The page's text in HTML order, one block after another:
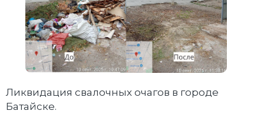
Ликвидация свалочных очагов в городе
Батайске.